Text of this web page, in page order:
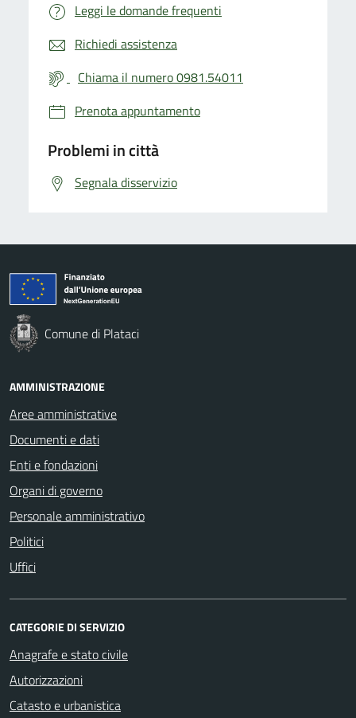
Leggi le domande frequenti
Richiedi assistenza
Chiama il numero 0981.54011
Prenota appuntamento
Problemi in città
Segnala disservizio
Comune di Plataci
AMMINISTRAZIONE
Aree amministrative
Documenti e dati
Enti e fondazioni
Organi di governo
Personale amministrativo
Politici
Uffici
CATEGORIE DI SERVIZIO
Anagrafe e stato civile
Autorizzazioni
Catasto e urbanistica